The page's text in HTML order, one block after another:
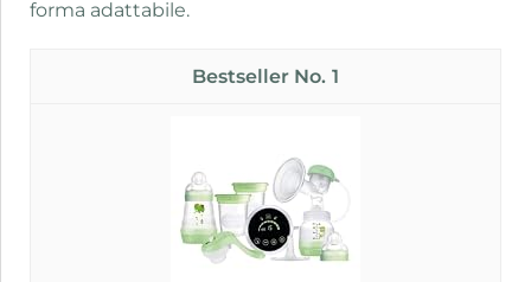
forma adattabile.
1